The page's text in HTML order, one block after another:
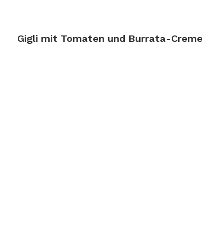
Gigli mit Tomaten und Burrata-Creme